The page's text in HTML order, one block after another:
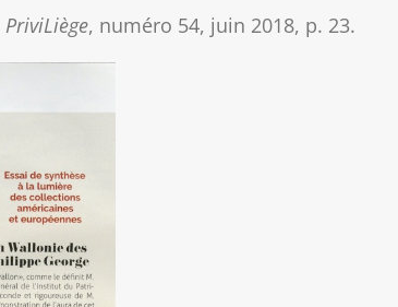
PriviLiège, numéro 54, juin 2018, p. 23.